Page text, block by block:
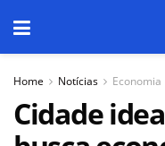
Home Notícias Economia
Cidade